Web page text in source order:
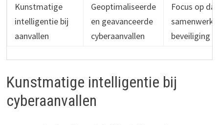
Kunstmatige
intelligentie bij
aanvallen
Geoptimaliseerde
en geavanceerde
cyberaanvallen
Focus op
beveiliging
Kunstmatige intelligentie bij
cyberaanvallen